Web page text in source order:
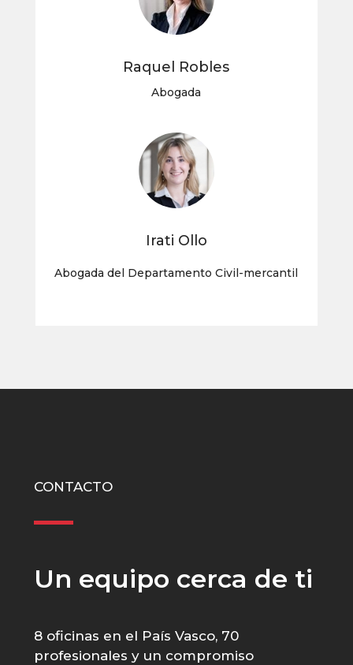
Raquel Robles
Abogada
Irati Ollo
Abogada del Departamento Civil-mercantil
CONTACTO
Un equipo cerca de ti
8 oficinas en el País Vasco, 70
profesionales y un compromiso